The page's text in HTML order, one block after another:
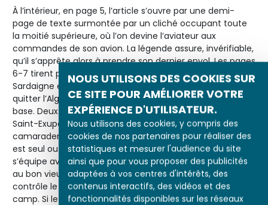
NOUS UTILISONS DES COOKIES SUR
CE SITE POUR AMÉLIORER VOTRE
EXPÉRIENCE D'UTILISATEUR.
Nous utilisons des cookies, y compris des
cookies de nos partenaires pour réaliser des
statistiques et mesurer l'audience du site
ainsi que pour vous proposer des publicités
adaptées à vos centres d'intérêts, des
contenus interactifs, des vidéos et des
fonctionnalités disponibles sur les réseaux
À l’intérieur, en page 5, l’article s’ouvre par une demi-
page de texte surmontée par un cliché occupant toute
la moitié supérieure, où l’on devine l’aviateur aux
commandes de son avion. La légende assure, invérifiable,
qu’il s’apprête alors à prendre son dernier envol. Les pages
6-7 tirent pleinement profit des six clichés pris en
Sardaigne et d’un autre le saisissant au moment de
quitter l’Algérie pour l’île où le groupe 2/33 a installé sa
base. Deux photos de groupe, où l'on distingue à peine
Saint-Exupéry, s’évertuent à transmettre l’ambiance de
camaraderie qui règne. Sur les quatre autres, l’aviateur
est seul ou presque : il étudie avec sérieux une carte, il
s’équipe avec l’aide du commandant du groupe, comme
au bon vieux temps de la campagne de France, il
contrôle le cockpit de son appareil et il écrit sur son lit de
camp. Si le récit principal se focalise sur l’obstination